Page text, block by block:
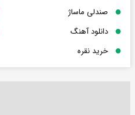
صندلی ماساژ
دانلود آهنگ
خرید نقره